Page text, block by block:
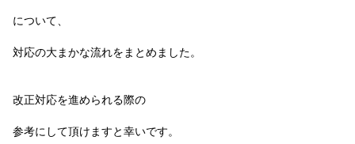
について、
対応の大まかな流れをまとめました。
改正対応を進められる際の
参考にして頂けますと幸いです。